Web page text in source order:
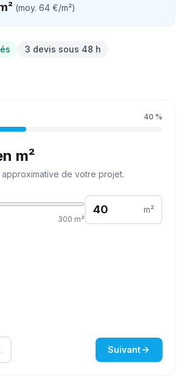
(moy. 64 €/m²)
3 devis sous 48 h
40 %
m²
approximative de votre projet.
300 m²
m²
Suivant